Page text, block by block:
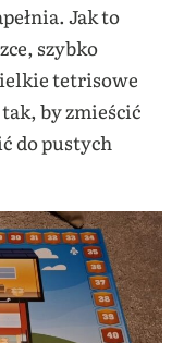
Jak to
szybko
tetrisowe
by zmieścić
do pustych